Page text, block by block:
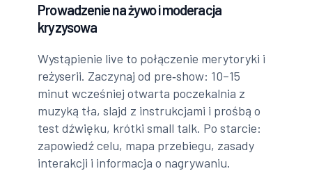
Prowadzenie na żywo i moderacja
kryzysowa
Wystąpienie live to połączenie merytoryki i
reżyserii. Zaczynaj od pre‑show: 10–15
minut wcześniej otwarta poczekalnia z
muzyką tła, slajd z instrukcjami i prośbą o
test dźwięku, krótki small talk. Po starcie:
zapowiedź celu, mapa przebiegu, zasady
interakcji i informacja o nagrywaniu.